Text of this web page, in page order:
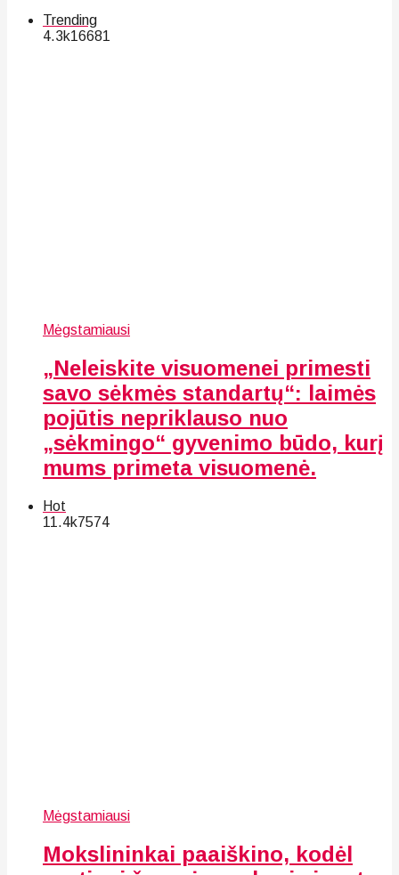
Trending
4.3k16681
Mėgstamiausi
„Neleiskite visuomenei primesti
savo sėkmės standartų“: laimės
pojūtis nepriklauso nuo
„sėkmingo“ gyvenimo būdo, kurį
mums primeta visuomenė.
Hot
11.4k7574
Mėgstamiausi
Mokslininkai paaiškino, kodėl